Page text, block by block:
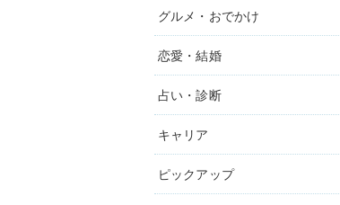
グルメ・おでかけ
恋愛・結婚
占い・診断
キャリア
ピックアップ